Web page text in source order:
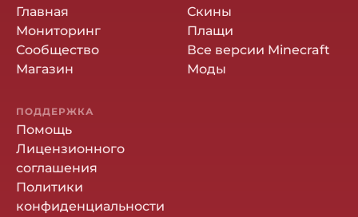
Главная
Мониторинг
Сообщество
Магазин
Скины
Плащи
Все версии Minecraft
Моды
ПОДДЕРЖКА
Помощь
Лицензионного
соглашения
Политики
конфиденциальности